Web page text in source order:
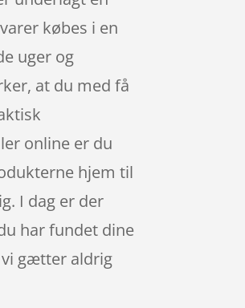
købes i en
uger og
at du med få
online er du
hjem til
I dag er der
har fundet dine
vi gætter aldrig